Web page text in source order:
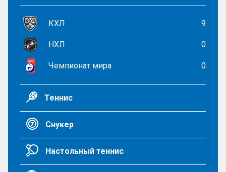
КХЛ 9
НХЛ 0
Чемпионат мира 0
Теннис
Снукер
Настольный теннис